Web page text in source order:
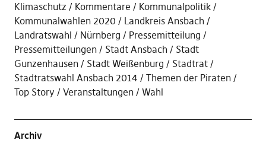
Klimaschutz
Kommentare
Kommunalpolitik
Kommunalwahlen 2020
Landkreis Ansbach
Landratswahl
Nürnberg
Pressemitteilung
Pressemitteilungen
Stadt Ansbach
Stadt
Gunzenhausen
Stadt Weißenburg
Stadtrat
Stadtratswahl Ansbach 2014
Themen der Piraten
Top Story
Veranstaltungen Wahl
Archiv